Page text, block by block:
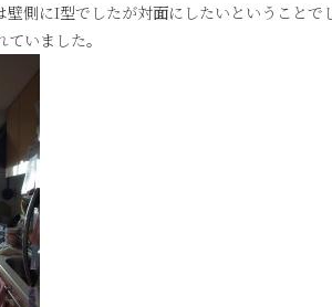
壁側にI型でしたが対面にしたいということで
いました。